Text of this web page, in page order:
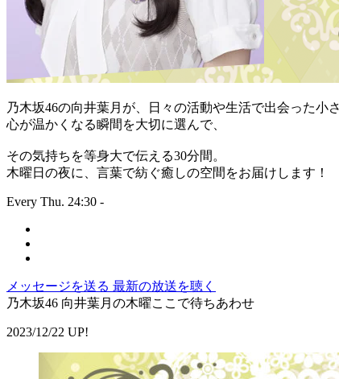
乃木坂46の向井葉月が、日々の活動や生活で出会った小
心が温かくなる瞬間を大切に選んで、
その気持ちを等身大で伝える30分間。
木曜日の夜に、言葉で紡ぐ癒しの空間をお届けします！
Every Thu. 24:30 -
メッセージを送る 最新の放送を聴く
乃木坂46 向井葉月の木曜ここで待ちあわせ
2023/12/22 UP!